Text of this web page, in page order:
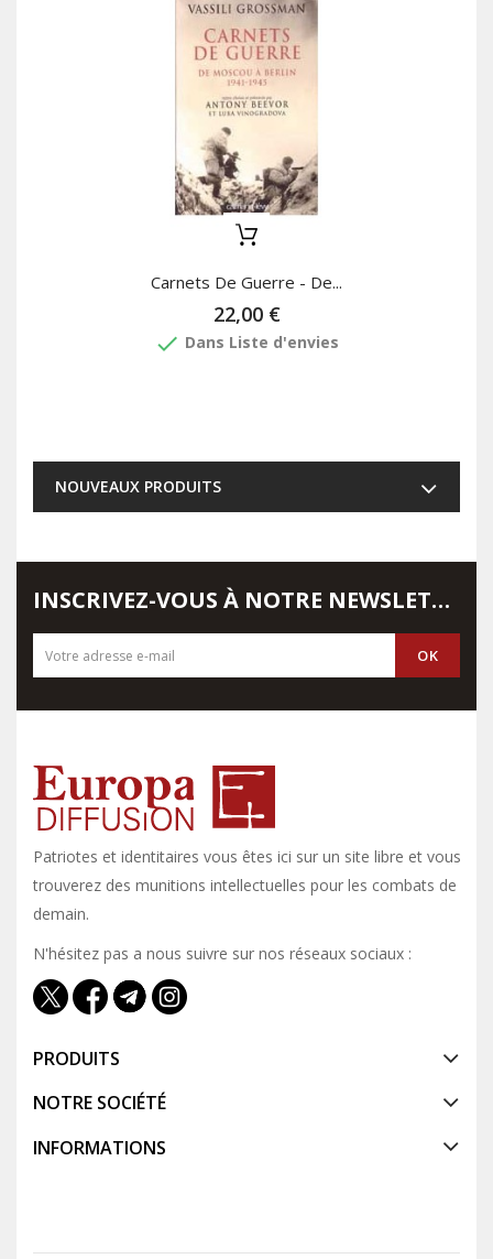
Carnets De Guerre - De...
22,00 €
done Dans Liste d'envies
NOUVEAUX PRODUITS
INSCRIVEZ-VOUS À NOTRE NEWSLETTER
Patriotes et identitaires vous êtes ici sur un site libre et vous y
trouverez des munitions intellectuelles pour les combats de
demain.
N'hésitez pas a nous suivre sur nos réseaux sociaux :
PRODUITS
NOTRE SOCIÉTÉ
INFORMATIONS